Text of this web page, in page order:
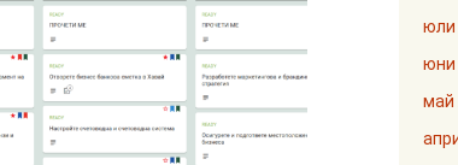
юли
юни
май